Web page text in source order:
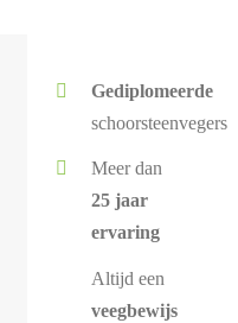
Gediplomeerde
schoorsteenvegers
Meer dan
25 jaar
ervaring
Altijd een
veegbewijs